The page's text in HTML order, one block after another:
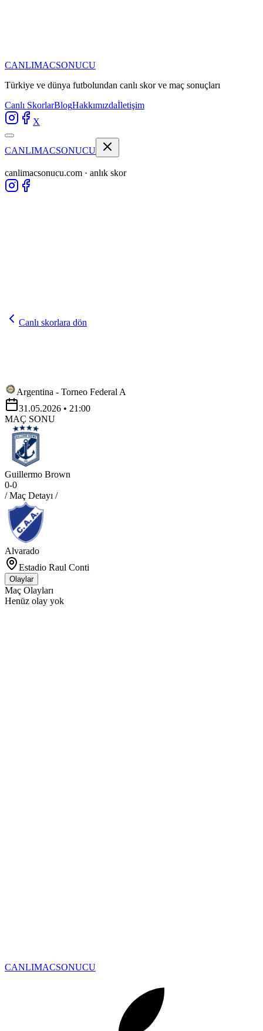
CANLIMACSONUCU
Türkiye ve dünya futbolundan canlı skor ve maç sonuçları
Canlı SkorlarBlogHakkımızdaİletişim
X
CANLIMACSONUCU
canlimacsonucu.com · anlık skor
Canlı skorlara dön
Argentina - Torneo Federal A
31.05.2026 • 21:00
MAÇ SONU
Guillermo Brown
0-0
/ Maç Detayı /
Alvarado
Estadio Raul Conti
Olaylar
Maç Olayları
Henüz olay yok
CANLIMACSONUCU